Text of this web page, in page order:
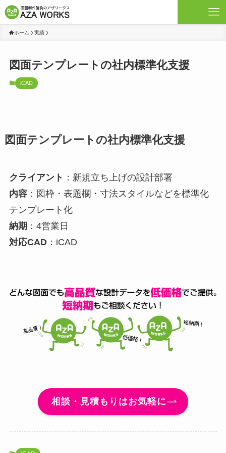
ホーム 実績
図面テンプレートの社内標準化支援
iCAD
図面テンプレートの社内標準化支援
クライアント ：新規立ち上げの設計部署
内容：図枠・表題欄・寸法スタイルなどを標準化
テンプレート化
納期 ：4営業日
対応CAD：iCAD
相談・見積もりはお気軽に